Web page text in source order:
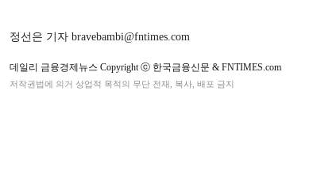
정선은 기자 bravebambi@fntimes.com
데일리 금융경제뉴스 Copyright ⓒ 한국금융신문 & FNTIMES.com
저작권법에 의거 상업적 목적의 무단 전재, 복사, 배포 금지